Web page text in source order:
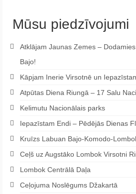
Mūsu piedzīvojumi
Atklājam Jaunas Zemes –
Bajo!
Kāpjam Inerie Virsotnē un
Atpūtas Diena Riungā – 17 Salu
Kelimutu Nacionālais parks
Iepazīstam Endi – Pēdējās Dienas
Kruīzs Labuan Bajo-Komodo-
Ceļš uz Augstāko Lombok Virsotni
Lombok Centrālā Daļa
Ceļojuma Noslēgums Džakartā